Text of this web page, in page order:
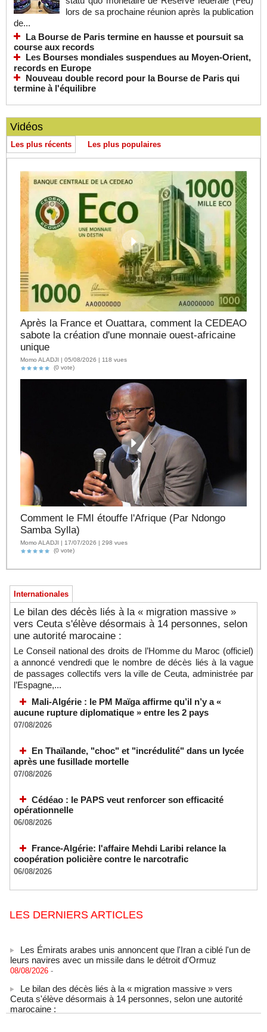
lors de sa prochaine réunion après la publication
de...
La Bourse de Paris termine en hausse et poursuit sa
course aux records
Les Bourses mondiales suspendues au Moyen-Orient,
records en Europe
Nouveau double record pour la Bourse de Paris qui
termine à l'équilibre
Vidéos
Les plus récents Les plus populaires
Après la France et Ouattara, comment la CEDEAO
sabote la création d'une monnaie ouest-africaine
unique
Momo ALADJI | 05/08/2026 | 118 vues
(0 vote)
Comment le FMI étouffe l'Afrique (Par Ndongo
Samba Sylla)
Momo ALADJI | 17/07/2026 | 298 vues
(0 vote)
Internationales
Le bilan des décès liés à la « migration massive »
vers Ceuta s'élève désormais à 14 personnes, selon
une autorité marocaine :
Le Conseil national des droits de l’Homme du Maroc (officiel)
a annoncé vendredi que le nombre de décès liés à la vague
de passages collectifs vers la ville de Ceuta, administrée par
l’Espagne,...
Mali-Algérie : le PM Maïga affirme qu’il n’y a «
aucune rupture diplomatique » entre les 2 pays
07/08/2026
En Thaïlande, "choc" et "incrédulité" dans un lycée
après une fusillade mortelle
07/08/2026
Cédéao : le PAPS veut renforcer son efficacité
opérationnelle
06/08/2026
France-Algérie: l'affaire Mehdi Laribi relance la
coopération policière contre le narcotrafic
06/08/2026
LES DERNIERS ARTICLES
leurs navires avec un missile dans le détroit d'Ormuz
08/08/2026 -
Ceuta s'élève désormais à 14 personnes, selon une autorité
marocaine :
08/08/2026 -